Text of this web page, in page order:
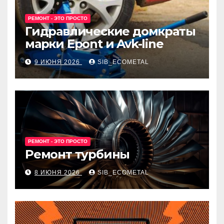
РЕМОНТ - ЭТО ПРОСТО
Гидравлические домкраты
марки Epont и Avk-line
9 ИЮНЯ 2026 SIB_ECOMETAL
РЕМОНТ - ЭТО ПРОСТО
Ремонт турбины
8 ИЮНЯ 2026 SIB_ECOMETAL